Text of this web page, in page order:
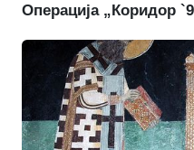
Операција „Коридор